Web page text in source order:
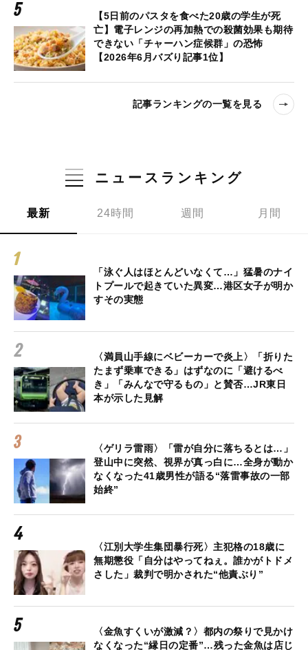
【5日前のパスタを食べた20歳の学生が死
亡】電子レンジの再加熱での殺菌効果も期待
できない「チャーハン症候群」の恐怖
【2026年6月バズり記事1位】
記事ランキングの一覧を見る
ニュースランキング
最新 24時間 週間 月間
「泳ぐ人はほとんどいなくて…」猛暑のナイ
トプールで起きていた異変…港区女子が明か
すその実態
〈満員山手線にベビーカーで炎上〉「折りた
たまず乗車できる」はずなのに「避けるべ
き」「みんなで守るもの」と賛否…JR東日
本が示した見解
〈ゲリラ雷雨〉「雷が自分に落ちるとは…」
登山中に突然、視界が真っ白に…全身が動か
なくなった41歳男性が語る“落雷事故の一部
始終”
〈江別大学生集団暴行死〉主犯格の18歳に
無期懲役「自分はやってねぇ。誰かがトドメ
さした」裁判で明かされた“他責ぶり”
〈金魚すくいが激減？〉都内の祭りで見かけ
なくなった“縁日の定番”…残った金魚は店じ